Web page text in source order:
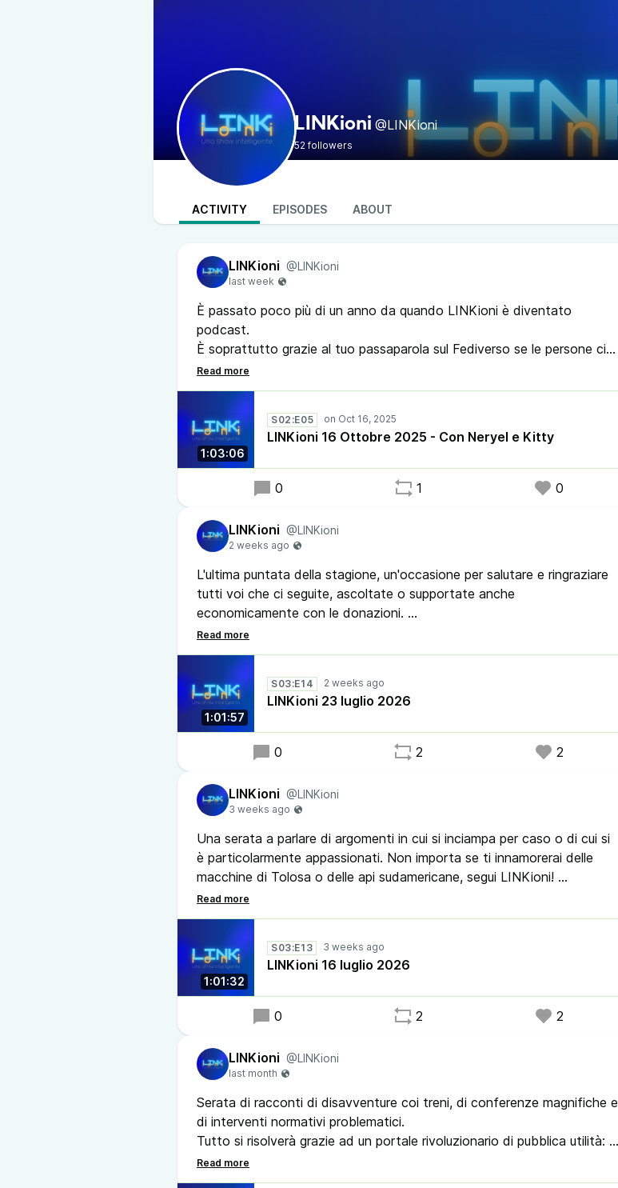
LINKioni @LINKioni
52 followers
ACTIVITY EPISODES ABOUT
LINKioni @LINKioni
È passato poco più di un anno da quando LINKioni è diventato
podcast.
È soprattutto grazie al tuo passaparola sul Fediverso se le persone ci
scoprono.
Grazie! Abbiamo rotto l’internet: LINKioni non usa i social in generale.
Ora siamo in pausa per riorganizzarci.
Mentre scriviamo nuove puntate e valutiamo ospiti, raccontaci come
stai e come ci hai scoperto❤️
Ecco la puntata con Neryel e Kitty che da qualche gg abbiamo
portato su mastodon :)
1:03:06
S02:E05
LINKioni 16 Ottobre 2025 - Con Neryel e Kitty
0 1 0
LINKioni @LINKioni
L'ultima puntata della stagione, un'occasione per salutare e ringraziare
tutti voi che ci seguite, ascoltate o supportate anche
economicamente con le donazioni.
Torneremo a settembre, come gli studenti ripetenti, fateci compagnia
in estate sul nostro canale Telegram.
#podcast #linkioni #festival #festivalpodcasting
#festivaldelpodcasting
#bibliotecabusseto #biblioteca #zappr #tv #librezilla
1:01:57
S03:E14
LINKioni 23 luglio 2026
0 2 2
LINKioni @LINKioni
Una serata a parlare di argomenti in cui si inciampa per caso o di cui si
è particolarmente appassionati. Non importa se ti innamorerai delle
macchine di Tolosa o delle api sudamericane, segui LINKioni!
#linkioni #podcast #api #indigeni #biodiversita #tolosa #halle
#ventaglio #processione #cilento #smartphone #ia #ai #modigliani
#testedimodigliani #gabinettodellemeraviglie #archivista
1:01:32
S03:E13
LINKioni 16 luglio 2026
0 2 2
LINKioni @LINKioni
Serata di racconti di disavventure coi treni, di conferenze magnifiche e
di interventi normativi problematici.
Tutto si risolverà grazie ad un portale rivoluzionario di pubblica utilità: il
P.U.C.S.